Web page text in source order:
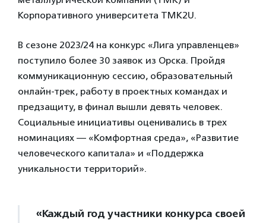
Корпоративного университета ТМК2U.
В сезоне 2023/24 на конкурс «Лига управленцев»
поступило более 30 заявок из Орска. Пройдя
коммуникационную сессию, образовательный
онлайн-трек, работу в проектных командах и
предзащиту, в финал вышли девять человек.
Социальные инициативы оценивались в трех
номинациях — «Комфортная среда», «Развитие
человеческого капитала» и «Поддержка
уникальности территорий».
«Каждый год участники конкурса своей